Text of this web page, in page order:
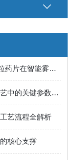
高效包衣机：旋起“糖衣风暴”，让每一粒药片在智能雾化中披上外衣
从素片到薄膜衣：高效包衣机在制药工艺中的关键参数控制与优化
艺流程全解析
核心支撑